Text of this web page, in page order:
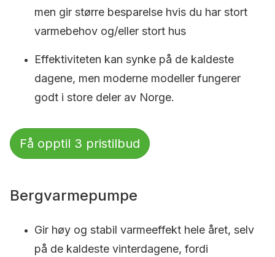
men gir større besparelse hvis du har stort
varmebehov og/eller stort hus
Effektiviteten kan synke på de kaldeste
dagene, men moderne modeller fungerer
godt i store deler av Norge.
Få opptil 3 pristilbud
Bergvarmepumpe
Gir høy og stabil varmeeffekt hele året, selv
på de kaldeste vinterdagene, fordi